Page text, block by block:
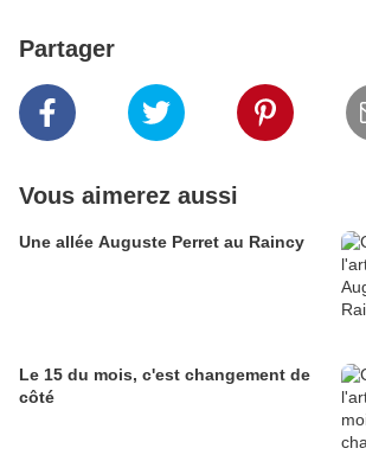
Partager
Vous aimerez aussi
Une allée Auguste Perret au Raincy
Le 15 du mois, c'est changement de
côté